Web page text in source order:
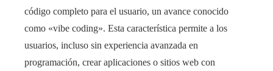
código completo para el usuario, un avance conocido
como «vibe coding». Esta característica permite a los
usuarios, incluso sin experiencia avanzada en
programación, crear aplicaciones o sitios web con